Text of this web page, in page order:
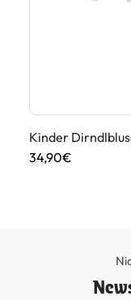
Kinder
34,90€